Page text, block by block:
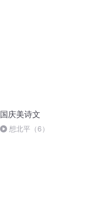
国庆美诗文
想北平（6）